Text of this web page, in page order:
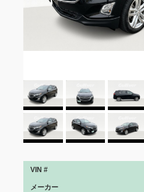
VIN #
メーカー